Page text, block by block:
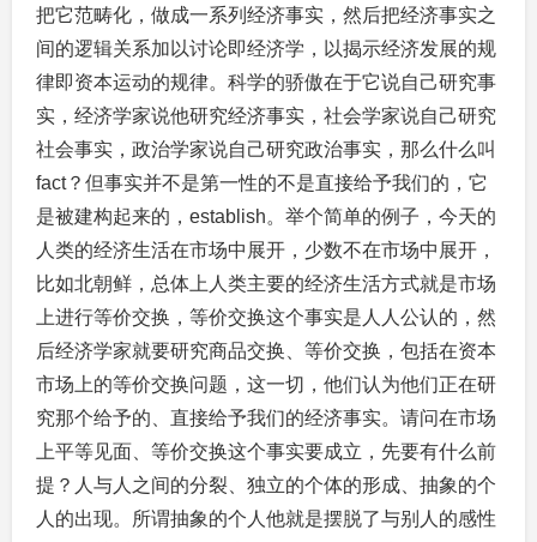
把它范畴化，做成一系列经济事实，然后把经济事实之
间的逻辑关系加以讨论即经济学，以揭示经济发展的规
律即资本运动的规律。科学的骄傲在于它说自己研究事
实，经济学家说他研究经济事实，社会学家说自己研究
社会事实，政治学家说自己研究政治事实，那么什么叫
fact？但事实并不是第一性的不是直接给予我们的，它
是被建构起来的，establish。举个简单的例子，今天的
人类的经济生活在市场中展开，少数不在市场中展开，
比如北朝鲜，总体上人类主要的经济生活方式就是市场
上进行等价交换，等价交换这个事实是人人公认的，然
后经济学家就要研究商品交换、等价交换，包括在资本
市场上的等价交换问题，这一切，他们认为他们正在研
究那个给予的、直接给予我们的经济事实。请问在市场
上平等见面、等价交换这个事实要成立，先要有什么前
提？人与人之间的分裂、独立的个体的形成、抽象的个
人的出现。所谓抽象的个人他就是摆脱了与别人的感性